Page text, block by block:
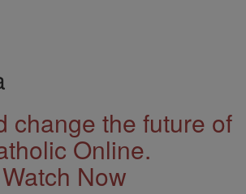
change the future of
Online.
Watch Now